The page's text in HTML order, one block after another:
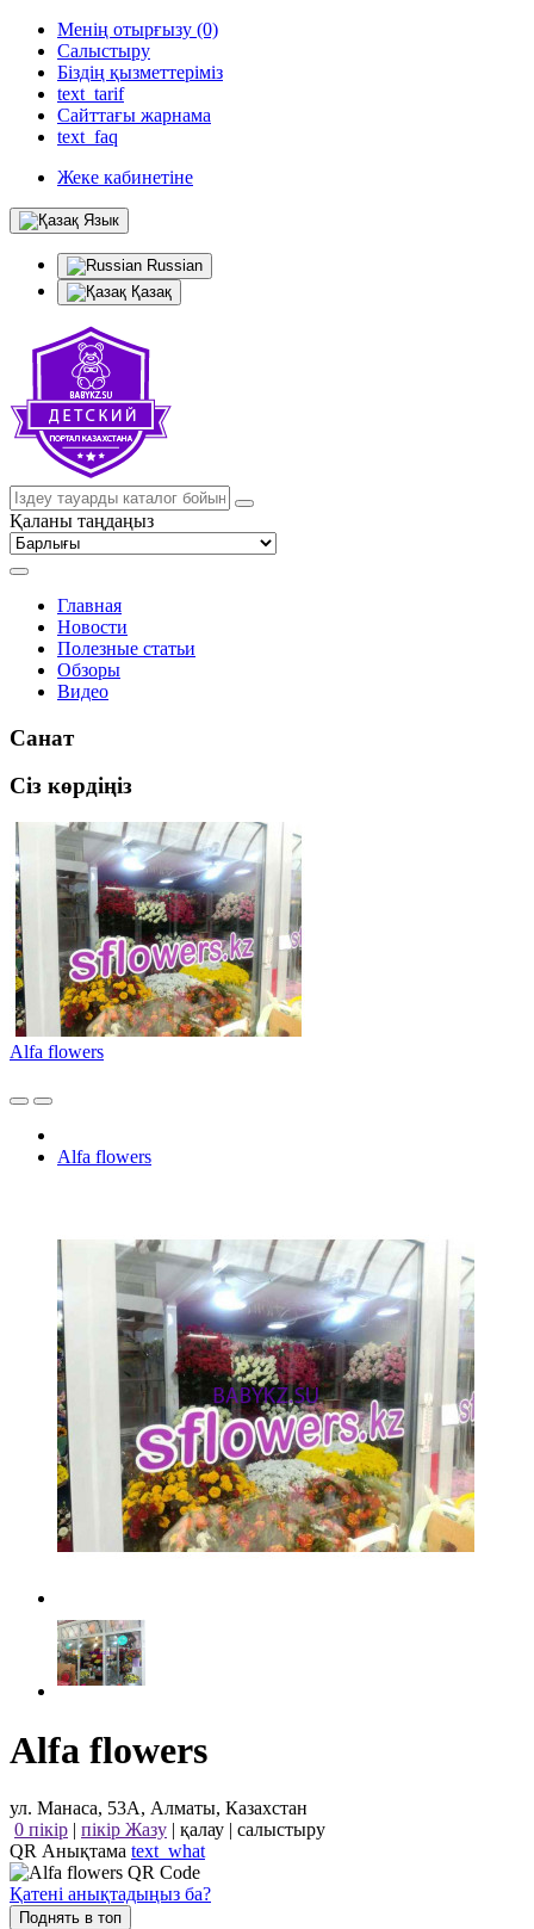
Менің отырғызу (0)
Салыстыру
Біздің қызметтеріміз
text_tarif
Сайттағы жарнама
text_faq
Жеке кабинетіне
Язык
Russian
Қазақ
Қаланы таңдаңыз
Главная
Новости
Полезные статьи
Обзоры
Видео
Санат
Сіз көрдіңіз
Alfa flowers
Alfa flowers
Alfa flowers
ул. Манаса, 53А, Алматы, Казахстан
0 пікір | пікір Жазу | қалау | салыстыру
QR Анықтама text_what
Қатені анықтадыңыз ба?
Поднять в топ